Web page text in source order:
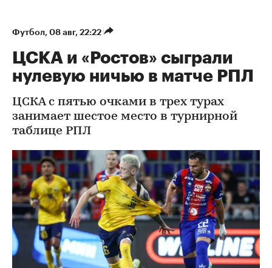
Футбол 08 авг, 22:22
ЦСКА и «Ростов» сыграли
нулевую ничью в матче РПЛ
ЦСКА с пятью очками в трех турах
занимает шестое место в турнирной
таблице РПЛ